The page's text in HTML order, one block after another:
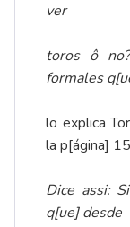
ver
toros ô
formales
lo explica
la p[ágina]
Dice assi:
q[ue] desde